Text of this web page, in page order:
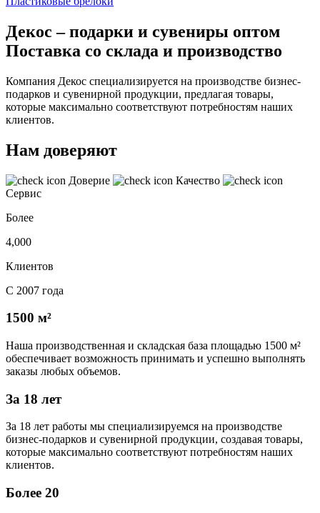
Декос – подарки и сувениры оптом
Поставка со склада и производство
Компания Декос специализируется на производстве бизнес-
подарков и сувенирной продукции, предлагая товары,
которые максимально соответствуют потребностям наших
клиентов.
Нам доверяют
Доверие
Качество
Сервис
Более
4,000
Клиентов
С 2007 года
1500 м²
Наша производственная и складская база площадью 1500 м²
обеспечивает возможность принимать и успешно выполнять
заказы любых объемов.
За 18 лет
За 18 лет работы мы специализируемся на производстве
бизнес-подарков и сувенирной продукции, создавая товары,
которые максимально соответствуют потребностям наших
клиентов.
Более 20